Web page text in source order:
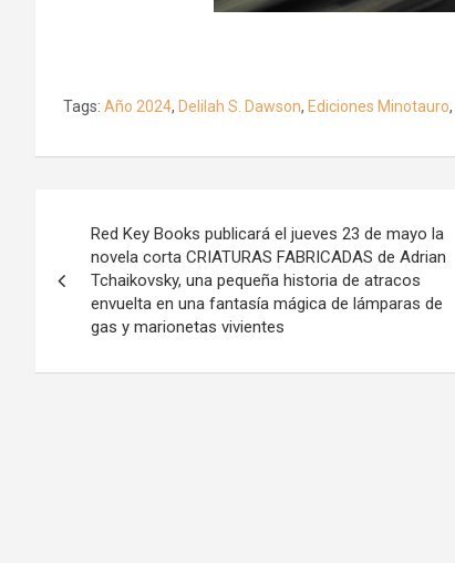
Tags: Año 2024, Delilah S. Dawson, Ediciones Minotauro,
entradas
Red Key Books publicará el jueves 23 de mayo la
novela corta CRIATURAS FABRICADAS de Adrian
Tchaikovsky, una pequeña historia de atracos
envuelta en una fantasía mágica de lámparas de
gas y marionetas vivientes